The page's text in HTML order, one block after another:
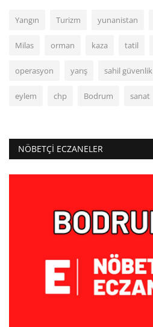
Yangın Turizm yunanistan
Milas orman kaza tatil
operasyon yarış sahil güvenlik
eylem chp Bodrum sanat
NÖBETÇI ECZANELER